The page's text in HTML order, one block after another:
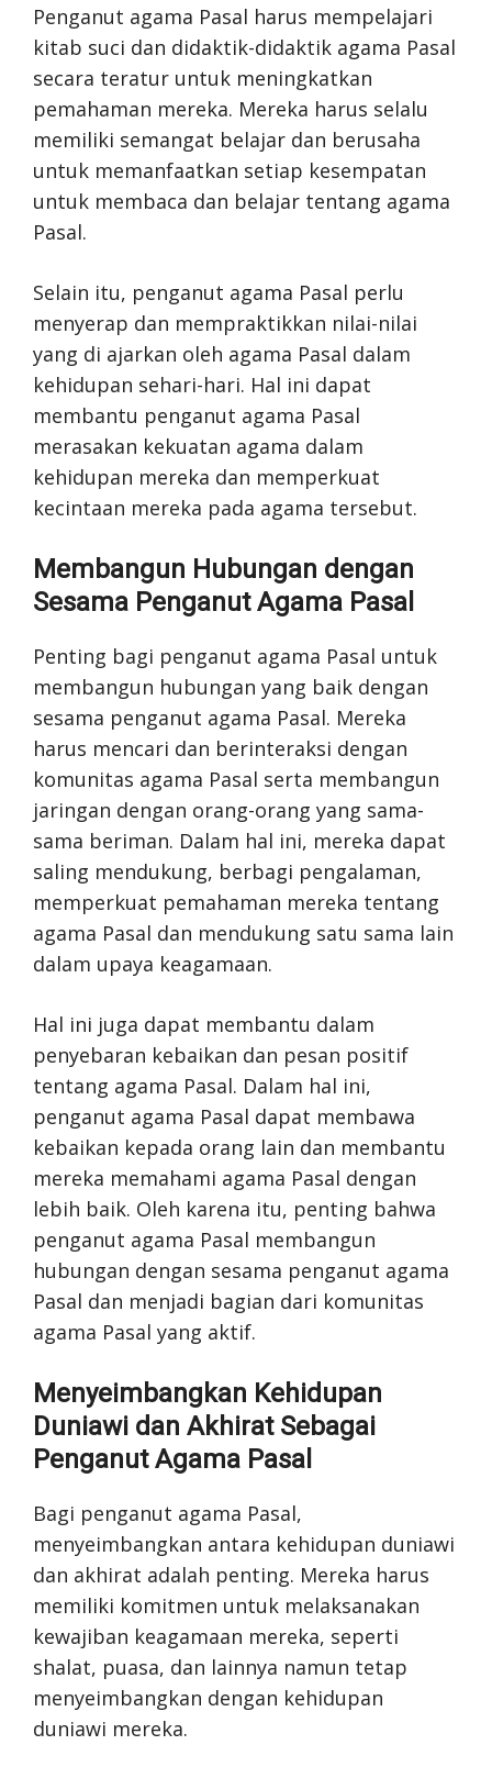
Penganut agama Pasal harus mempelajari
kitab suci dan didaktik-didaktik agama Pasal
secara teratur untuk meningkatkan
pemahaman mereka. Mereka harus selalu
memiliki semangat belajar dan berusaha
untuk memanfaatkan setiap kesempatan
untuk membaca dan belajar tentang agama
Pasal.
Selain itu, penganut agama Pasal perlu
menyerap dan mempraktikkan nilai-nilai
yang di ajarkan oleh agama Pasal dalam
kehidupan sehari-hari. Hal ini dapat
membantu penganut agama Pasal
merasakan kekuatan agama dalam
kehidupan mereka dan memperkuat
kecintaan mereka pada agama tersebut.
Membangun Hubungan dengan
Sesama Penganut Agama Pasal
Penting bagi penganut agama Pasal untuk
membangun hubungan yang baik dengan
sesama penganut agama Pasal. Mereka
harus mencari dan berinteraksi dengan
komunitas agama Pasal serta membangun
jaringan dengan orang-orang yang sama-
sama beriman. Dalam hal ini, mereka dapat
saling mendukung, berbagi pengalaman,
memperkuat pemahaman mereka tentang
agama Pasal dan mendukung satu sama lain
dalam upaya keagamaan.
Hal ini juga dapat membantu dalam
penyebaran kebaikan dan pesan positif
tentang agama Pasal. Dalam hal ini,
penganut agama Pasal dapat membawa
kebaikan kepada orang lain dan membantu
mereka memahami agama Pasal dengan
lebih baik. Oleh karena itu, penting bahwa
penganut agama Pasal membangun
hubungan dengan sesama penganut agama
Pasal dan menjadi bagian dari komunitas
agama Pasal yang aktif.
Menyeimbangkan Kehidupan
Duniawi dan Akhirat Sebagai
Penganut Agama Pasal
Bagi penganut agama Pasal,
menyeimbangkan antara kehidupan duniawi
dan akhirat adalah penting. Mereka harus
memiliki komitmen untuk melaksanakan
kewajiban keagamaan mereka, seperti
shalat, puasa, dan lainnya namun tetap
menyeimbangkan dengan kehidupan
duniawi mereka.